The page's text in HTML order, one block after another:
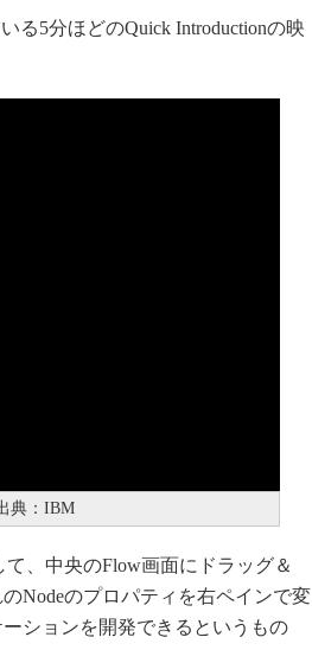
5分ほどのQuick Introductionの映
典：IBM
、中央のFlow画面にドラッグ＆
Nodeのプロパティを右ペインで変
ションを開発できるというもの